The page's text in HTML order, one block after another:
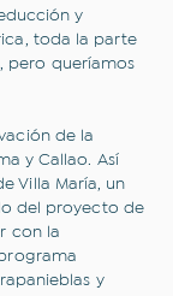
y
toda la parte
pero queríamos
de la
y Callao. Así
Villa María, un
del proyecto de
con la
y